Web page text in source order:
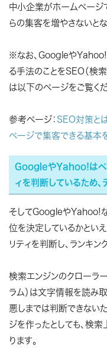
中小企業がホームページ
らの集客を増やさないと
※なお、GoogleやYahoo!
る手法のことをSEO（検
は以下のページをご覧くだ
参考ページ： SEO対策と
ページで集客できる基本
GoogleやYahoo!はペ
ィを判断しているため
そしてGoogleやYahoo!
位を決定しているかとい
リティを判断し、ランキン
検索エンジンのクローラ
ラム）は文字情報を読み
悪しまでは判断できない
ジを作ったとしても、検
ります。